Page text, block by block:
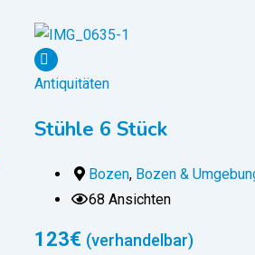
Antiquitäten
Stühle 6 Stück
Bozen, Bozen &
68 Ansichten
123€ (verhandelbar)